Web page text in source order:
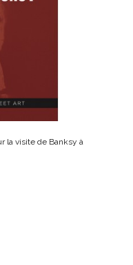
la visite de Banksy à